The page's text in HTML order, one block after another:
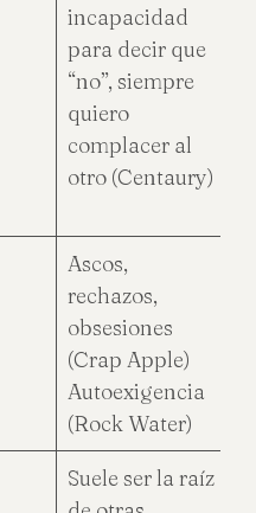
incapacidad
para decir que
“no”, siempre
quiero
complacer al
otro (Centaury)
Ascos,
rechazos,
obsesiones
(Crap Apple)
Autoexigencia
(Rock Water)
Suele ser la raíz